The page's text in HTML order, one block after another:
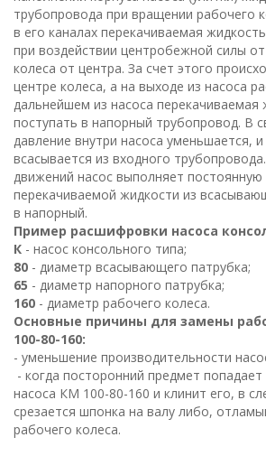
трубопровода при вращении рабочего
в его каналах перекачиваемая
при воздействии центробежной силы
колеса от центра. За счет этого
центре колеса, а на выходе из насоса
дальнейшем из насоса перекачиваемая
поступать в напорный трубопровод. В
давление внутри насоса уменьшается,
всасывается из входного
движений насос выполняет постоянную
перекачиваемой жидкости из
в напорный.
Пример расшифровки насоса
К - насос консольного типа;
80 - диаметр всасывающего патрубка;
65 - диаметр напорного патрубка;
160 - диаметр рабочего колеса.
Основные причины для замены
100-80-160:
- уменьшение производительности
- когда посторонний предмет
насоса КМ 100-80-160 и клинит его, в
срезается шпонка на валу либо,
рабочего колеса.